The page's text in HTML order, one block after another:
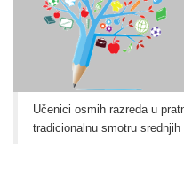
Učenici osmih razreda u
tradicionalnu smotru